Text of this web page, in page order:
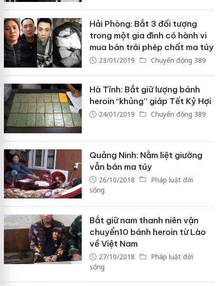
Hải Phòng: Bắt 3 đối tượng
trong một gia đình có hành vi
mua bán trái phép chất ma túy
23/01/2019 Chuyển động 389
Hà Tĩnh: Bắt giữ lượng bánh
heroin “khủng” giáp Tết Kỷ Hợi
24/01/2019 Chuyển động 389
Quảng Ninh: Nằm liệt giường
vẫn bán ma túy
26/10/2018
Pháp luật đời
sống
Bắt giữ nam thanh niên vận
chuyển10 bánh heroin từ Lào
về Việt Nam
27/10/2018
Pháp luật đời
sống